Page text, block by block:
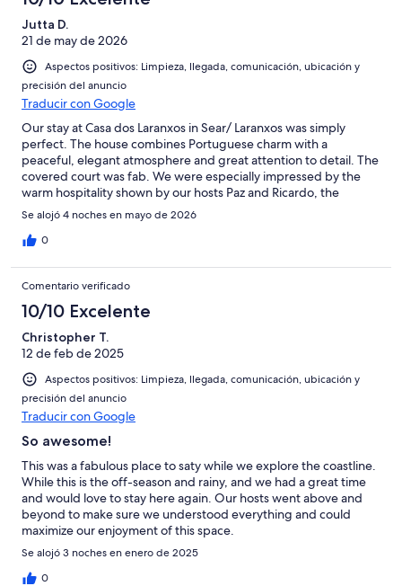
Jutta D.
21 de may de 2026
Aspectos positivos: Limpieza, llegada, comunicación, ubicación y
precisión del anuncio
Traducir con Google
Our stay at Casa dos Laranxos in Sear/ Laranxos was simply
perfect. The house combines Portuguese charm with a
peaceful, elegant atmosphere and great attention to detail. The
covered court was fab. We were especially impressed by the
warm hospitality shown by our hosts Paz and Ricardo, the
beautiful surroundings, and the relaxing ambiance throughout
our entire stay.The accommodation was very clean, comfortable,
and tastefully furnished. You immediately feel welcome and can
the region with its many wide beaches and wild coast while still
enjoying peace and quiet.We would return anytime and can
wholeheartedly recommend this accommodation — a clear
10/10. Muito obrigada e até logo!
Se alojó 4 noches en mayo de 2026
0
Comentario verificado
10/10 Excelente
Christopher T.
12 de feb de 2025
Aspectos positivos: Limpieza, llegada, comunicación, ubicación y
precisión del anuncio
Traducir con Google
So awesome!
This was a fabulous place to saty while we explore the coastline.
While this is the off-season and rainy, and we had a great time
and would love to stay here again. Our hosts went above and
beyond to make sure we understood everything and could
maximize our enjoyment of this space.
Se alojó 3 noches en enero de 2025
0